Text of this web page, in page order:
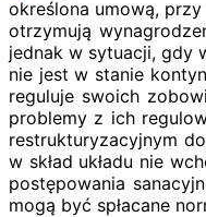
określona umową,
otrzymują
jednak w sytuacji, gdy
nie jest w stanie
reguluje swoich
problemy z ich
restrukturyzacyjnym
w skład układu nie
postępowania
mogą być spłacane